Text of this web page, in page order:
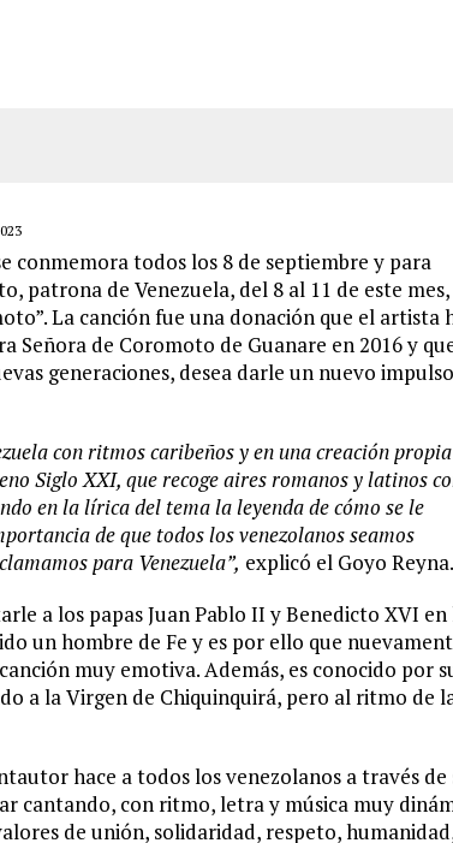
DE CHACAO
conmemora todos los 8 de septiembre y para
patrona de Venezuela, del 8 al 11 de este
La canción fue una donación que el artista
Señora de Coromoto de Guanare en 2016 y
generaciones, desea darle un nuevo
con ritmos caribeños y en una creación
Siglo XXI, que recoge aires romanos y latinos
en la lírica del tema la leyenda de cómo se le
de que todos los venezolanos seamos
para Venezuela”, explicó el Goyo Reyna.
a los papas Juan Pablo II y Benedicto XVI en
un hombre de Fe y es por ello que
muy emotiva. Además, es conocido por
a la Virgen de Chiquinquirá, pero al ritmo de
hace a todos los venezolanos a través de
cantando, con ritmo, letra y música muy
de unión, solidaridad, respeto,